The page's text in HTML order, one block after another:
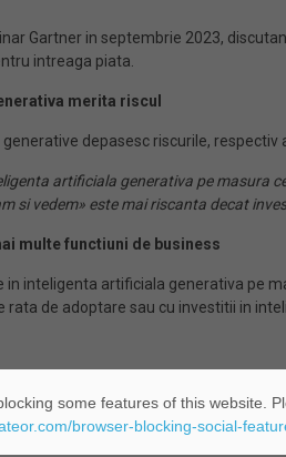
Gartner in septembrie 2023,
intreaga piata.
merita riscu
depasesc riscurile,
artificiala generativa pe
si vedem» este mai riscanta decat
ai multefunctiuni de business
inteligenta artificiala generativa pe
de adoptare sau cu investitii in
Afaceri
some features of this website.
browser-blocking-social-